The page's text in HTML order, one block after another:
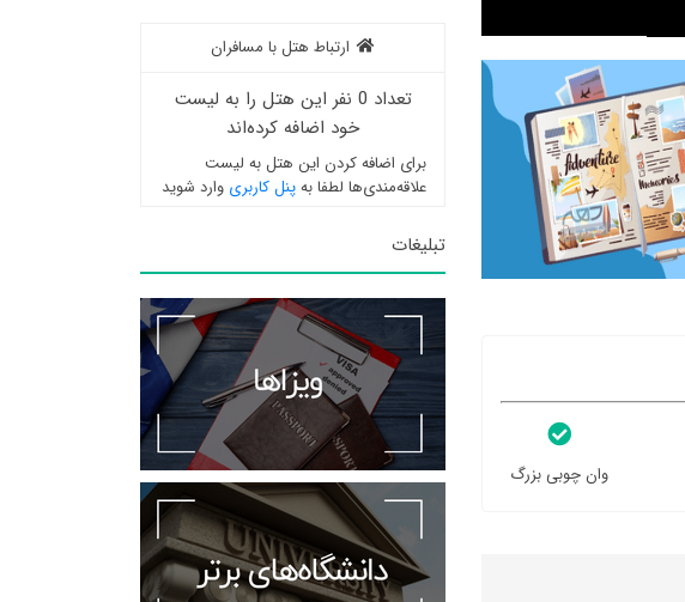
وان چوبی بزرگ
ارتباط هتل با مسافران
تعداد 0 نفر این هتل را به لیست
خود اضافه کرده‌اند
برای اضافه کردن این هتل به لیست
علاقه‌مندی‌ها لطفا بهپنل کاربری وارد شوید
تبلیغات